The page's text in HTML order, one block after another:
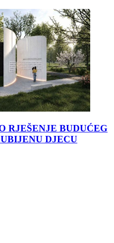
RJEŠENJE BUDUĆEG
DJECU